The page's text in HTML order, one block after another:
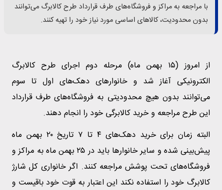
با مراجعه به مراکز و فروشگاه‌های طرف قرارداد طرح کالابرگ می‌توانند
بدون محدودیت، کالاهای اساسی مورد نیاز خود را تهیه کنند.
از امروز (۱۵ بهمن ماه) مرحله دوم اجرای طرح کالابرگ
الکترونیکی آغاز شد و خانوارهای دهک‌های اول تا سوم
می‌توانند بدون هیچ محدودیتی به فروشگاه‌های طرف قرارداد
این طرح مراجعه و خرید کالابرگی خود را انجام دهند.
البته زمان برای خرید دهک‌های ۴ تا ۷ تاریخ ۲۰ بهمن ماه
پیش‌بینی شده و سایر خانوارها باید در ۲۵ بهمن ماه به مراکز و
فروشگاه‌های تحت پوشش مراجعه کنند. اگر خانواری کل شارژ
کالابرگ خود را استفاده نکند این اعتبار به قوت خود باقیست و